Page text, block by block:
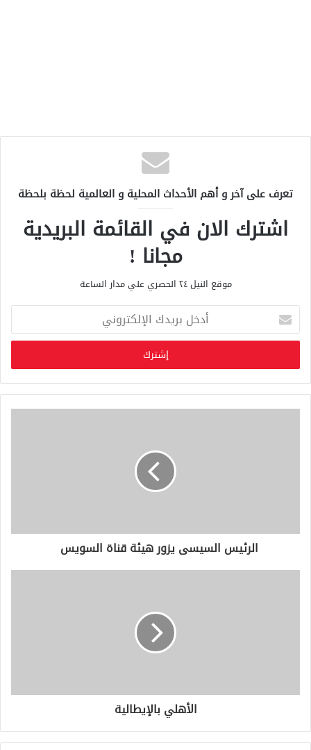
تعرف على آخر و أهم الأحداث المحلية و العالمية لحظة بلحظة
اشترك الان في القائمة البريدية
مجانا !
موقع النيل ٢٤ الحصري علي مدار الساعة
خ
ب
ر
ي
د
ر
ي
الرئيس السيسى يزور هيئة قناة السويس
الأهلي بالإيطالية